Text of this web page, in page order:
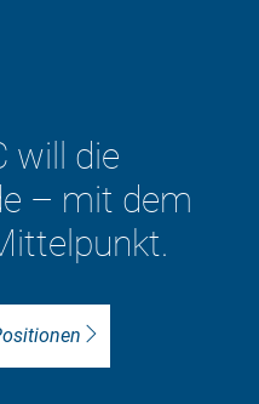
aktiv. Auch
setzen
Mitglieder für
Radverkehr